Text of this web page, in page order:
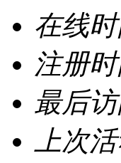
在线
注册
最后
上次